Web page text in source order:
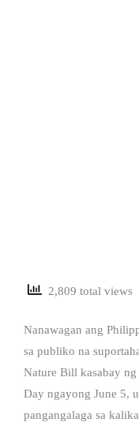
2,809 total views
Nanawagan ang
sa publiko na
Nature Bill kasabay
Day ngayong June 5,
pangangalaga sa